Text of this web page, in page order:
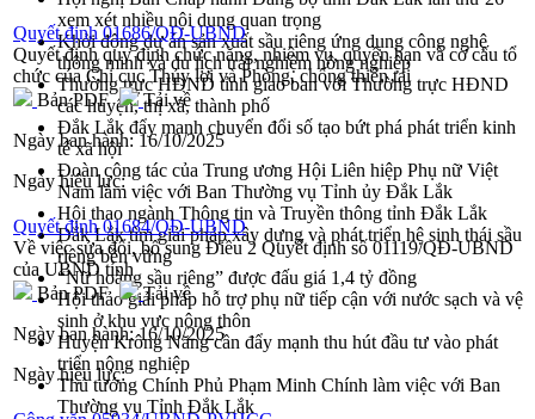
xem xét nhiều nội dung quan trọng
Khởi động dự án sản xuất sầu riêng ứng dụng công nghệ
thông minh và du lịch trải nghiệm nông nghiệp
Thường trực HĐND tỉnh giao ban với Thường trực HĐND
các huyện, thị xã, thành phố
Đắk Lắk đẩy mạnh chuyển đổi số tạo bứt phá phát triển kinh
tế xã hội
Đoàn công tác của Trung ương Hội Liên hiệp Phụ nữ Việt
Nam làm việc với Ban Thường vụ Tỉnh ủy Đắk Lắk
Hội thao ngành Thông tin và Truyền thông tỉnh Đắk Lắk
Đắk Lắk tìm giải pháp xây dựng và phát triển hệ sinh thái sầu
riêng bền vững
“Nữ hoàng sầu riêng” được đấu giá 1,4 tỷ đồng
Hội thảo giải pháp hỗ trợ phụ nữ tiếp cận với nước sạch và vệ
sinh ở khu vực nông thôn
Huyện Krông Năng cần đẩy mạnh thu hút đầu tư vào phát
triển nông nghiệp
Thủ tướng Chính Phủ Phạm Minh Chính làm việc với Ban
Thường vụ Tỉnh Đắk Lắk
Quyết định 01686/QĐ-UBND
Quyết định quy định chức năng, nhiệm vụ, quyền hạn và cơ cấu tổ
chức của Chi cục Thủy lợi và Phòng, chống thiên tai
Bản PDF
Tải về
Ngày ban hành:16/10/2025
Ngày hiệu lực:
Quyết định 01684/QĐ-UBND
Về việc sửa đổi, bổ sung Điều 2 Quyết định số 01119/QĐ-UBND
của UBND tỉnh
Bản PDF
Tải về
Ngày ban hành:16/10/2025
Ngày hiệu lực: